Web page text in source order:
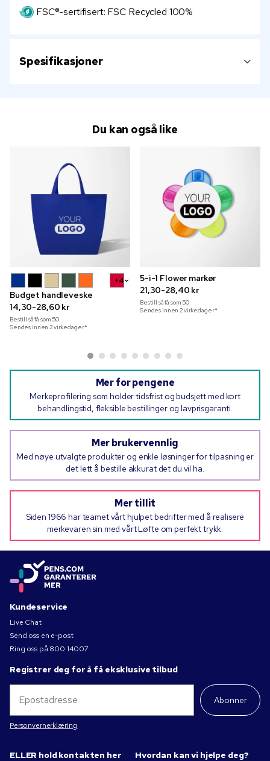
FSC®-sertifisert: FSC Recycled 100%
Spesifikasjoner
Du kan også like
+4
Budget handleveske
14,30-28,60 kr
Bestill så få som 50
Sendes innen 2 virkedager*
5-i-1 Flower markør
21,30-28,40 kr
Bestill så få som 50
Sendes innen 2 virkedager*
Mer for pengene
Merkeprofilering som holder tidsfrist og budsjett med kort
behandlingstid, fleksible bestillinger og lavprisgaranti.
Mer brukervennlig
Med nøye utvalgte produkter og enkle løsninger for tilpasning er
det lett å bestille akkurat det du vil ha.
Mer tillit
Siden 1966 har teamet vårt hjulpet bedrifter med å realisere
merkevaren sin med vårt Løfte om perfekt trykk.
Kundeservice
Live Chat
Send oss en e-post
Ring oss på 800 14007
Registrer deg for å få eksklusive tilbud
Abonner
Personvernerklæring
ELLER hold kontakten her Hvordan kan vi hjelpe deg?